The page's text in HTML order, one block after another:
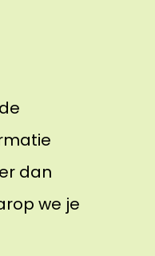
dan
we je